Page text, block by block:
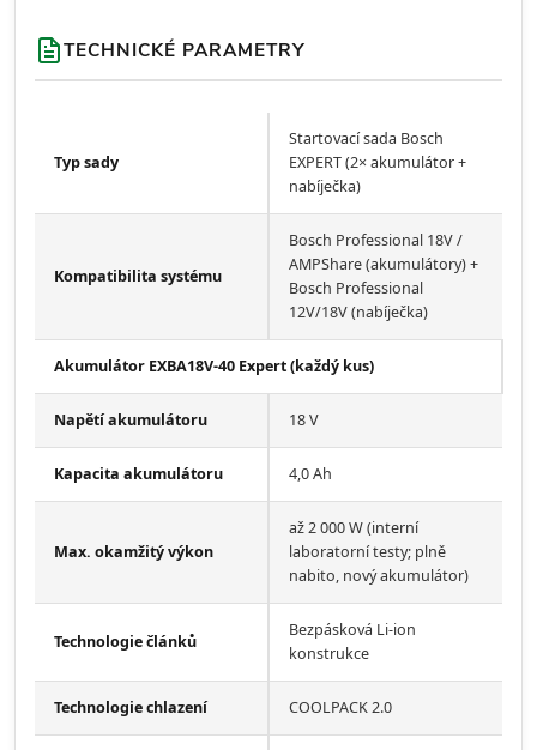
TECHNICKÉ PARAMETRY
Typ sady
Startovací sada Bosch
EXPERT (2× akumulátor +
nabíječka)
Kompatibilita systému
Bosch Professional 18V /
AMPShare (akumulátory) +
Bosch Professional
12V/18V (nabíječka)
Akumulátor EXBA18V-40 Expert (každý kus)
Napětí akumulátoru 18 V
Kapacita akumulátoru 4,0 Ah
Max. okamžitý výkon
až 2 000 W (interní
laboratorní testy; plně
nabito, nový akumulátor)
Technologie článků
Bezpásková Li-ion
konstrukce
Technologie chlazení COOLPACK 2.0